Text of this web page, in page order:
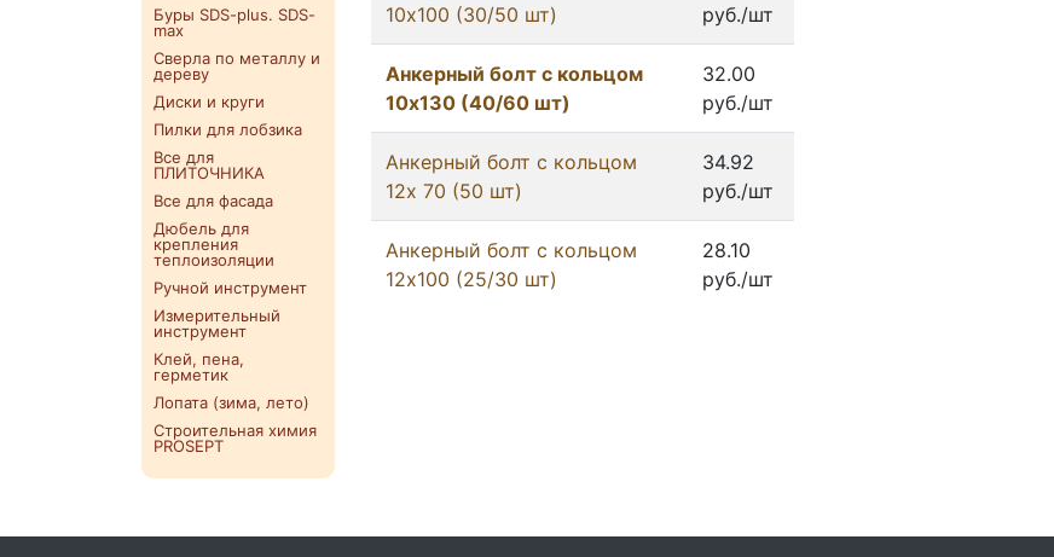
Буры SDS-plus. SDS-
max
Сверла по металлу и
дереву
Диски и круги
Пилки для лобзика
Все для
ПЛИТОЧНИКА
Все для фасада
Дюбель для
крепления
теплоизоляции
Ручной инструмент
Измерительный
инструмент
Клей, пена,
герметик
Лопата (зима, лето)
Строительная химия
PROSEPT
10х100 (30/50 шт)
руб./шт
Анкерный болт с кольцом
10х130 (40/60 шт)
32.00
руб./шт
Анкерный болт с кольцом
12х 70 (50 шт)
34.92
руб./шт
Анкерный болт с кольцом
12х100 (25/30 шт)
28.10
руб./шт